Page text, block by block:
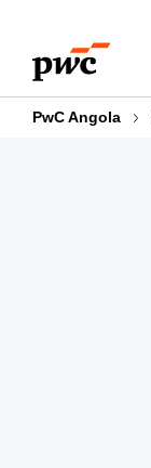
content
footer
PwC Angola